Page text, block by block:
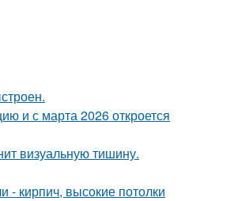
и с марта 2026 откроется
визуальную тишину.
- кирпич, высокие потолки